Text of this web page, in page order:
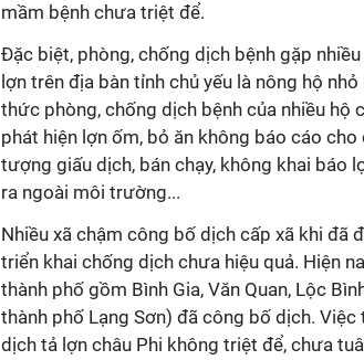
mầm bệnh chưa triệt để.
Đặc biệt, phòng, chống dịch bệnh gặp
lợn trên địa bàn tỉnh chủ yếu là nông hộ
thức phòng, chống dịch bệnh của nhiều hộ
phát hiện lợn ốm, bỏ ăn không báo cáo cho
tượng giấu dịch, bán chạy, không khai báo
ra ngoài môi trường...
Nhiều xã chậm công bố dịch cấp xã khi đã
triển khai chống dịch chưa hiệu quả. Hiện
thành phố gồm Bình Gia, Văn Quan, Lộc
thành phố Lạng Sơn) đã công bố dịch.
dịch tả lợn châu Phi không triệt để, chưa